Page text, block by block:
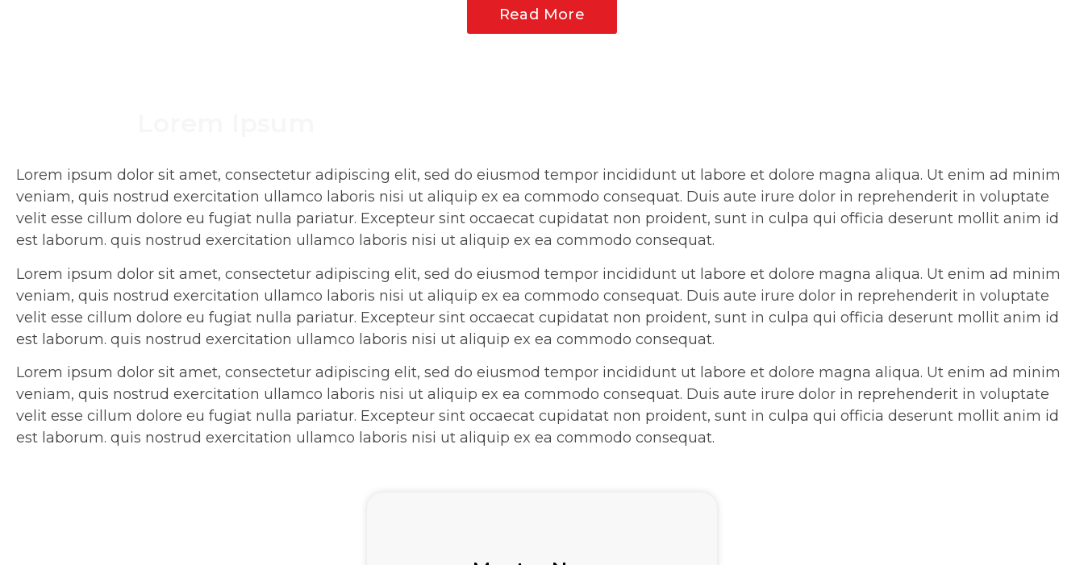
Read More
Lorem ipsum dolor sit amet, consectetur adipiscing elit, sed do eiusmod tempor incididunt ut labore et dolore magna aliqua. Ut enim ad minim
veniam, quis nostrud exercitation ullamco laboris nisi ut aliquip ex ea commodo consequat. Duis aute irure dolor in reprehenderit in voluptate
velit esse cillum dolore eu fugiat nulla pariatur. Excepteur sint occaecat cupidatat non proident, sunt in culpa qui officia deserunt mollit anim id
est laborum. quis nostrud exercitation ullamco laboris nisi ut aliquip ex ea commodo consequat.
Lorem ipsum dolor sit amet, consectetur adipiscing elit, sed do eiusmod tempor incididunt ut labore et dolore magna aliqua. Ut enim ad minim
veniam, quis nostrud exercitation ullamco laboris nisi ut aliquip ex ea commodo consequat. Duis aute irure dolor in reprehenderit in voluptate
velit esse cillum dolore eu fugiat nulla pariatur. Excepteur sint occaecat cupidatat non proident, sunt in culpa qui officia deserunt mollit anim id
est laborum. quis nostrud exercitation ullamco laboris nisi ut aliquip ex ea commodo consequat.
Lorem ipsum dolor sit amet, consectetur adipiscing elit, sed do eiusmod tempor incididunt ut labore et dolore magna aliqua. Ut enim ad minim
veniam, quis nostrud exercitation ullamco laboris nisi ut aliquip ex ea commodo consequat. Duis aute irure dolor in reprehenderit in voluptate
velit esse cillum dolore eu fugiat nulla pariatur. Excepteur sint occaecat cupidatat non proident, sunt in culpa qui officia deserunt mollit anim id
est laborum. quis nostrud exercitation ullamco laboris nisi ut aliquip ex ea commodo consequat.